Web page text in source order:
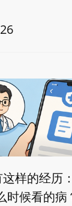
样的经历
时候看的病